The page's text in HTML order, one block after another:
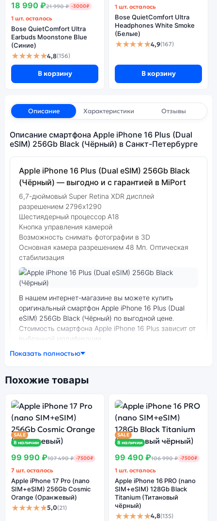
18 990 ₽21 990 ₽ -3000₽
1 шт. осталось
Bose QuietComfort Ultra
Earbuds Moonstone Blue
(Синие)
★★★★★4,8(156)
В корзину
1 шт. осталось
Bose QuietComfort Ultra
Headphones White Smoke
(Белые)
★★★★★4,9(167)
В корзину
Описание Характеристики Отзывы
Описание смартфона Apple iPhone 16 Plus (Dual
eSIM) 256Gb Black (Чёрный) в Санкт-Петербурге
Apple iPhone 16 Plus (Dual eSIM) 256Gb Black
(Чёрный) — выгодно и с гарантией в MiPort
6,7-дюймовый Super Retina XDR дисплей
разрешением 2796x1290
Шестиядерный процессор А18
Кнопка управления камерой
Возможность снимать фотографии в 3D
Основная камера разрешением 48 Мп. Оптическая
стабилизация
В нашем интернет-магазине вы можете купить
оригинальный смартфон Apple iPhone 16 Plus (Dual
eSIM) 256Gb Black (Чёрный) по выгодной цене.
Стоимость смартфона Apple iPhone 16 Plus зависит от
выбранной модификации.
смартфон Apple iPhone 16 Plus (Dual eSIM) 256Gb
производительности и дизайна. Модель доступна в
разных конфигурациях и цветах — выбирайте под
Ознакомиться с детальными характеристиками Apple
iPhone 16 Plus (Dual eSIM) 256Gb Black (Чёрный)
выбранной конфигурации нет в наличии — оформите
заказ на сайте, и мы привезём её в кратчайшие
сроки. Доступна экспресс-доставка по Санкт-
Петербургу и самовывоз.
Показать полностью
Похожие товары
SALE
В наличии
99 990 ₽107 490 ₽ -7500₽
7 шт. осталось
Apple iPhone 17 Pro (nano
SIM+eSIM) 256Gb Cosmic
Orange (Оранжевый)
★★★★★5,0(21)
SALE
В наличии
99 490 ₽106 990 ₽ -7500₽
1 шт. осталось
Apple iPhone 16 PRO (nano
SIM+eSIM) 128Gb Black
Titanium (Титановый
чёрный)
★★★★★4,8(135)